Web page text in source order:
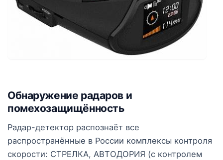
Обнаружение радаров и
помехозащищённость
Радар-детектор распознаёт все
распространённые в России комплексы контроля
скорости: СТРЕЛКА, АВТОДОРИЯ (с контролем